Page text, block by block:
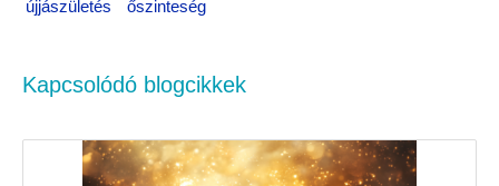
újjászületés
őszinteség
Kapcsolódó blogcikkek